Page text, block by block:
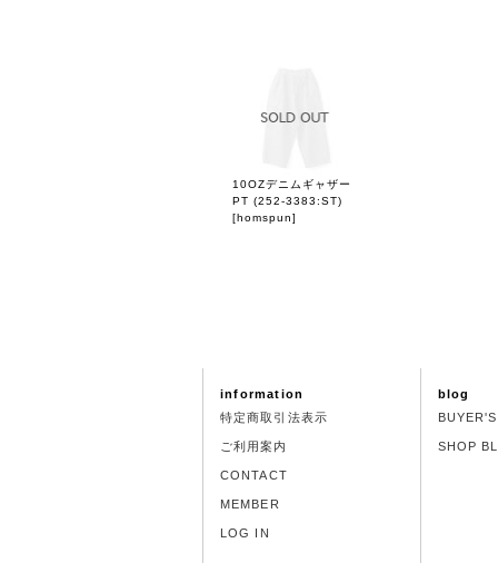
10OZデニムギャザー
PT (252-3383:ST)
[homspun]
information
特定商取引法表示
ご利用案内
CONTACT
MEMBER
LOG IN
blog
SHOP